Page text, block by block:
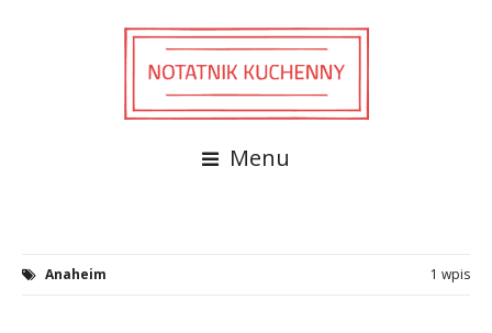
Menu
Anaheim 1 wpis